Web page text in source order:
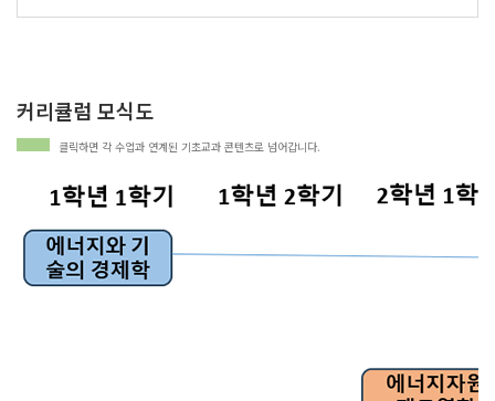
커리큘럼 모식도
클릭하면 각 수업과 연계된 기초교과 콘텐츠로 넘어갑니다.